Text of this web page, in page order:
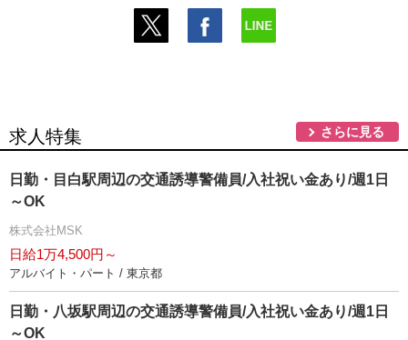
求人特集 さらに見る
日勤・目白駅周辺の交通誘導警備員/入社祝い金あり/週1日
～OK
株式会社MSK
日給1万4,500円～
アルバイト・パート / 東京都
日勤・八坂駅周辺の交通誘導警備員/入社祝い金あり/週1日
～OK